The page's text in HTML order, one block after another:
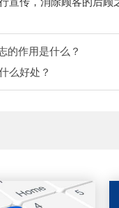
的作用是什么？
么好处？